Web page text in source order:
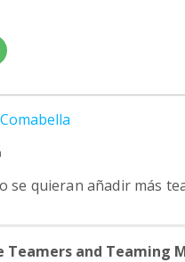
se quieran añadir más
and Teaming